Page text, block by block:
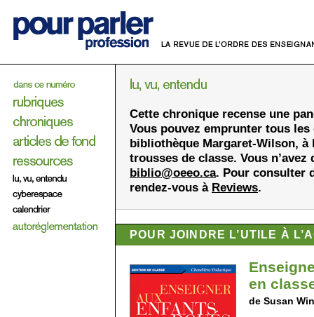
Cette chronique recense une
Vous pouvez emprunter tous
bibliothèque Margaret-Wilson, à
trousses de classe. Vous
biblio@oeeo.ca. Pour consulter
rendez-vous à Reviews.
POUR JOINDRE L’UTILE À
en
de Susan